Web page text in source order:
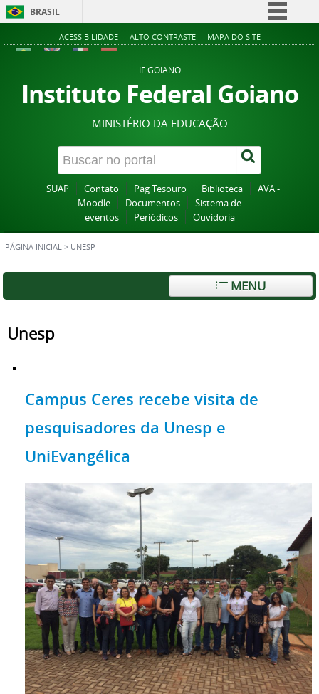
BRASIL
Simplifique!
Acesso à informação
Legislação
Canais
ACESSIBILIDADE ALTO CONTRASTE MAPA DO SITE
IF GOIANO
Instituto Federal Goiano
MINISTÉRIO DA EDUCAÇÃO
SUAP Contato Pag Tesouro Biblioteca
AVA -
Moodle
Documentos
Sistema de
eventos
Periódicos Ouvidoria
PÁGINA INICIAL > UNESP
MENU
Unesp
Campus Ceres recebe visita de
pesquisadores da Unesp e
UniEvangélica